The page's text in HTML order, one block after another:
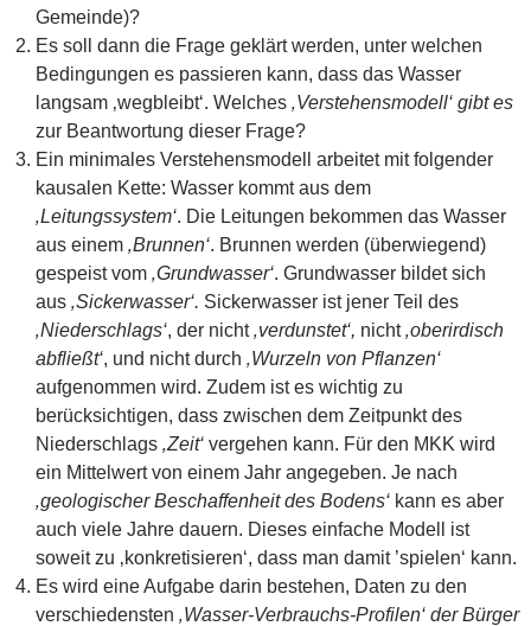
Gemeinde)?
Es soll dann die Frage geklärt werden, unter welchen
Bedingungen es passieren kann, dass das Wasser
langsam ‚wegbleibt‘. Welches ‚Verstehensmodell‘ gibt es
zur Beantwortung dieser Frage?
Ein minimales Verstehensmodell arbeitet mit folgender
kausalen Kette: Wasser kommt aus dem
‚Leitungssystem‘. Die Leitungen bekommen das Wasser
aus einem ‚Brunnen‘. Brunnen werden (überwiegend)
gespeist vom ‚Grundwasser‘. Grundwasser bildet sich
aus ‚Sickerwasser‘. Sickerwasser ist jener Teil des
‚Niederschlags‘, der nicht‚verdunstet‘, nicht‚oberirdisch
abfließt‘, und nicht durch ‚Wurzeln von Pflanzen‘
aufgenommen wird. Zudem ist es wichtig zu
berücksichtigen, dass zwischen dem Zeitpunkt des
Niederschlags ‚Zeit‘ vergehen kann. Für den MKK wird
ein Mittelwert von einem Jahr angegeben. Je nach
‚geologischer Beschaffenheit des Bodens‘ kann es aber
auch viele Jahre dauern. Dieses einfache Modell ist
soweit zu ‚konkretisieren‘, dass man damit ’spielen‘ kann.
Es wird eine Aufgabe darin bestehen, Daten zu den
verschiedensten ‚Wasser-Verbrauchs-Profilen‘ der Bürger